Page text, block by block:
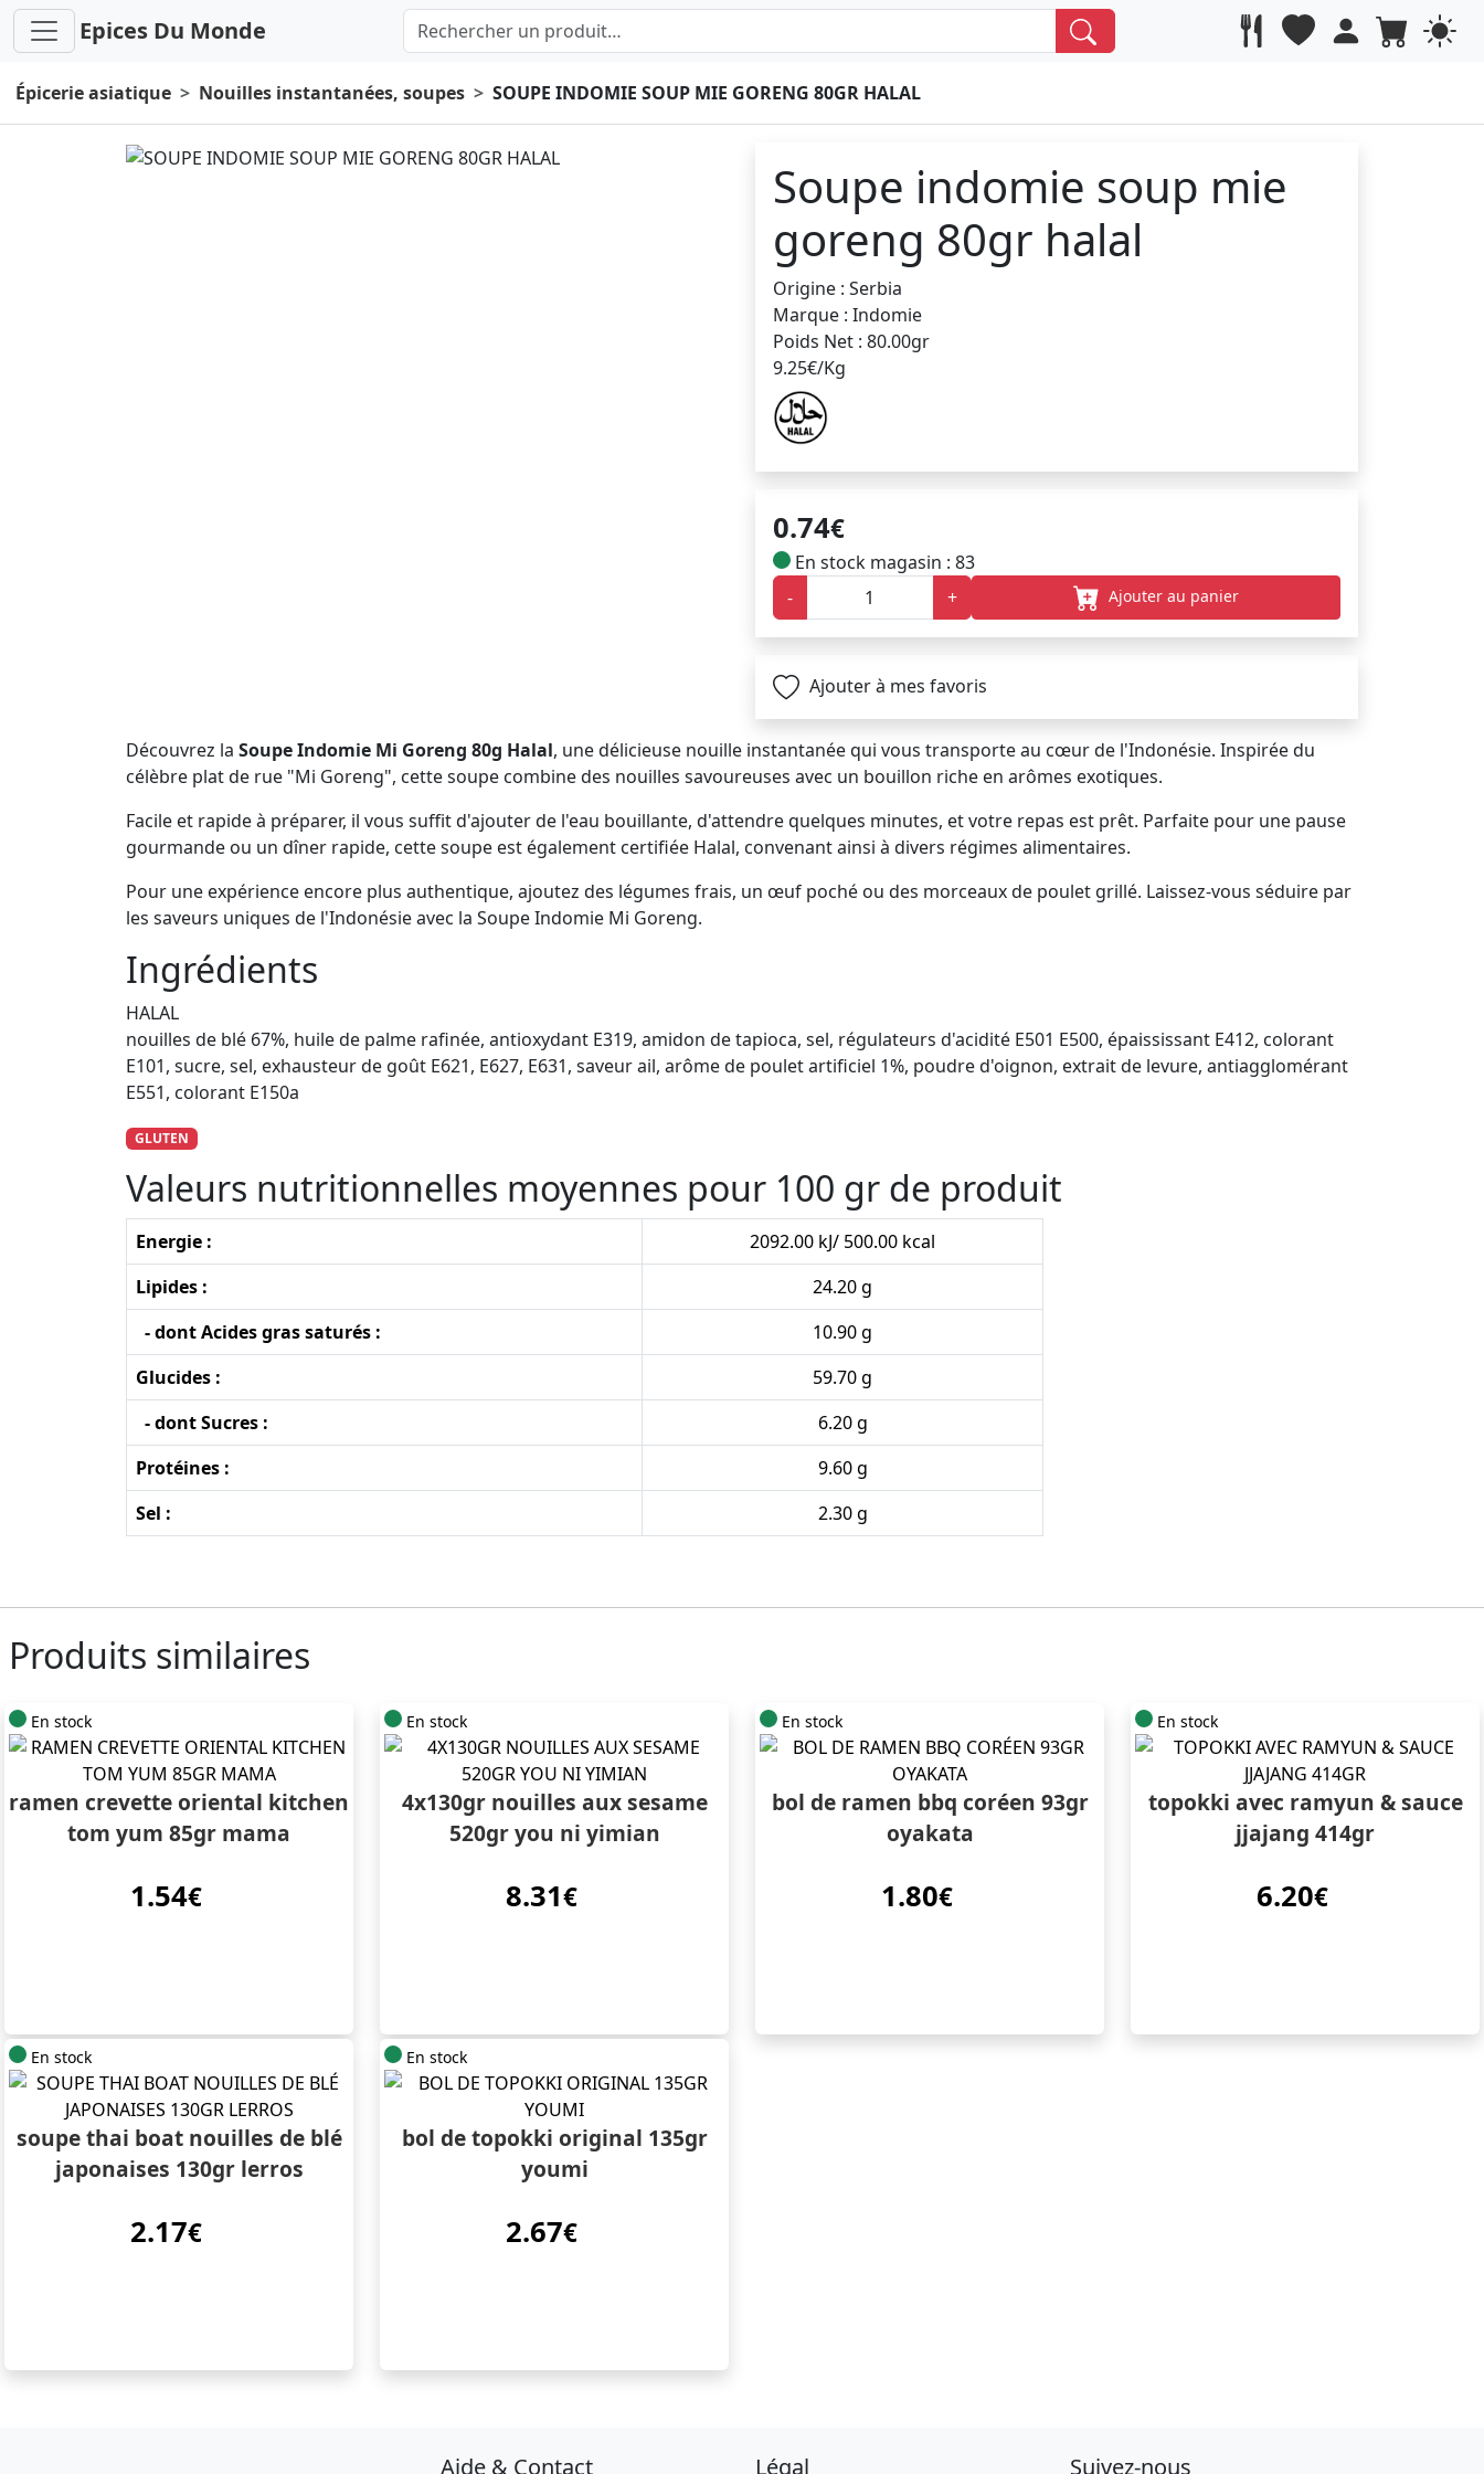
Epices Du Monde
Épicerie asiatique Nouilles instantanées, soupes SOUPE INDOMIE SOUP MIE GORENG 80GR HALAL
Soupe indomie soup mie
goreng 80gr halal
Origine : Serbia
Marque : Indomie
Poids Net : 80.00gr
9.25€/Kg
0.74€
En stock magasin : 83
-
+ Ajouter au panier
Ajouter à mes favoris
Découvrez la Soupe Indomie Mi Goreng 80g Halal, une délicieuse nouille instantanée qui vous transporte au cœur de l'Indonésie. Inspirée du
célèbre plat de rue "Mi Goreng", cette soupe combine des nouilles savoureuses avec un bouillon riche en arômes exotiques.
Facile et rapide à préparer, il vous suffit d'ajouter de l'eau bouillante, d'attendre quelques minutes, et votre repas est prêt. Parfaite pour une pause
gourmande ou un dîner rapide, cette soupe est également certifiée Halal, convenant ainsi à divers régimes alimentaires.
Pour une expérience encore plus authentique, ajoutez des légumes frais, un œuf poché ou des morceaux de poulet grillé. Laissez-vous séduire par
les saveurs uniques de l'Indonésie avec la Soupe Indomie Mi Goreng.
Ingrédients
HALAL
nouilles de blé 67%, huile de palme rafinée, antioxydant E319, amidon de tapioca, sel, régulateurs d'acidité E501 E500, épaississant E412, colorant
E101, sucre, sel, exhausteur de goût E621, E627, E631, saveur ail, arôme de poulet artificiel 1%, poudre d'oignon, extrait de levure, antiagglomérant
E551, colorant E150a
GLUTEN
Valeurs nutritionnelles moyennes pour 100 gr de produit
Energie :
2092.00 kJ/ 500.00 kcal
Lipides :
24.20 g
- dont Acides gras saturés :
10.90 g
Glucides :
59.70 g
- dont Sucres :
6.20 g
Protéines :
9.60 g
Sel :
2.30 g
Produits similaires
En stock
ramen crevette oriental kitchen
tom yum 85gr mama
1.54€
En stock
4x130gr nouilles aux sesame
520gr you ni yimian
8.31€
En stock
bol de ramen bbq coréen 93gr
oyakata
1.80€
En stock
topokki avec ramyun & sauce
jjajang 414gr
6.20€
En stock
soupe thai boat nouilles de blé
japonaises 130gr lerros
2.17€
En stock
bol de topokki original 135gr
youmi
2.67€
Aide & Contact Légal Suivez-nous